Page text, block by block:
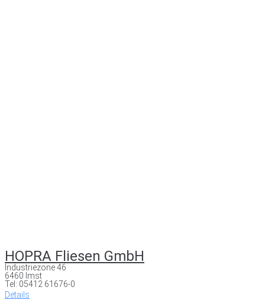
HOPRA Fliesen GmbH
Industriezone 46
6460 Imst
Tel: 05412 61676-0
Details